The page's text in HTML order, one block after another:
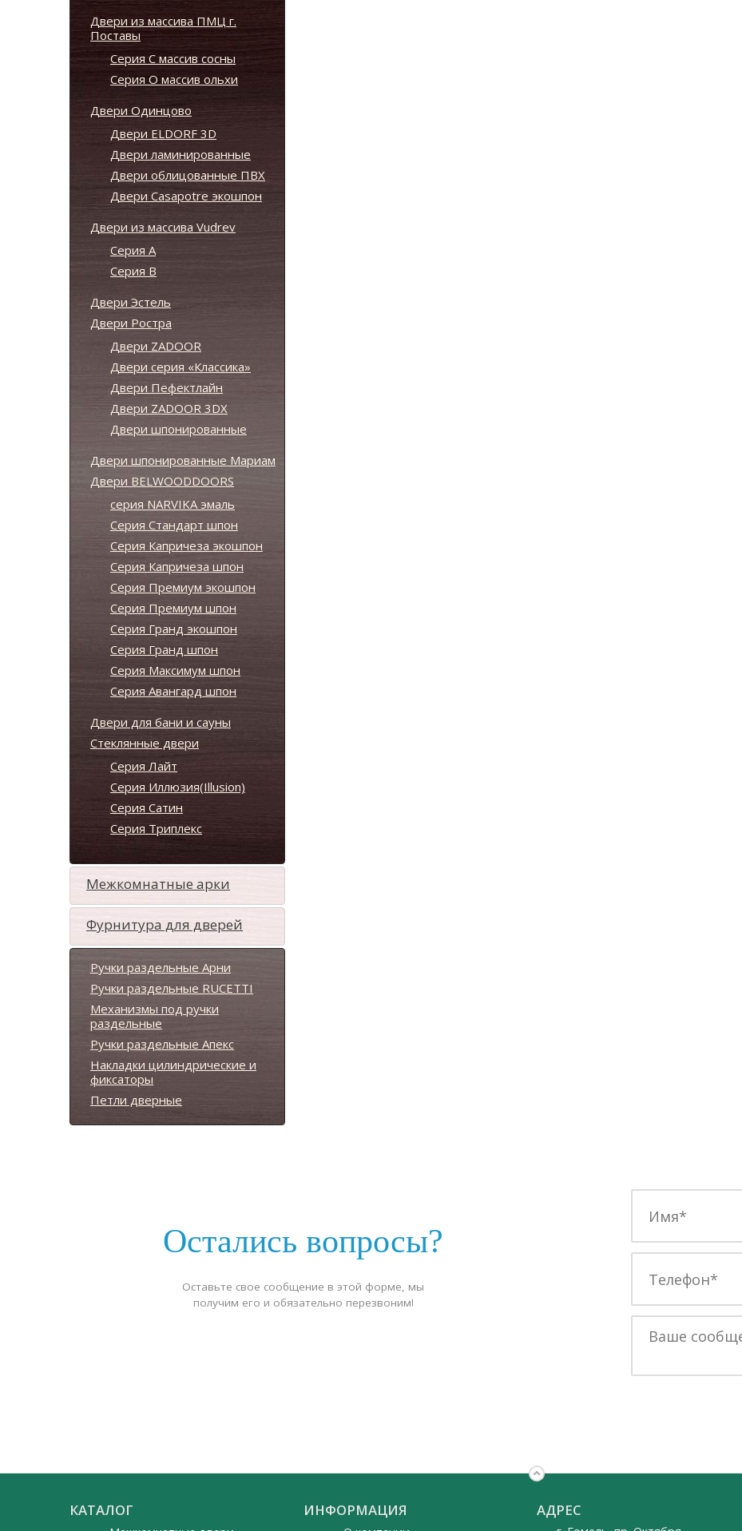
Двери из массива ПМЦ г.
Поставы
Серия С массив сосны
Серия О массив ольхи
Двери Одинцово
Двери ELDORF 3D
Двери ламинированные
Двери облицованные ПВХ
Двери Casapotre экошпон
Двери из массива Vudrev
Серия А
Серия B
Двери Эстель
Двери Ростра
Двери ZADOOR
Двери серия «Классика»
Двери Пефектлайн
Двери ZADOOR 3DX
Двери шпонированные
Двери шпонированные Мариам
Двери BELWOODDOORS
серия NARVIKA эмаль
Серия Стандарт шпон
Серия Капричеза экошпон
Серия Капричеза шпон
Серия Премиум экошпон
Серия Премиум шпон
Серия Гранд экошпон
Серия Гранд шпон
Серия Максимум шпон
Серия Авангард шпон
Двери для бани и сауны
Стеклянные двери
Серия Лайт
Серия Иллюзия(Illusion)
Серия Сатин
Серия Триплекс
Межкомнатные арки
Фурнитура для дверей
Ручки раздельные Арни
Ручки раздельные RUCETTI
Механизмы под ручки
раздельные
Ручки раздельные Апекс
Накладки цилиндрические и
фиксаторы
Петли дверные
Остались вопросы?
Оставьте свое сообщение в этой форме, мы
получим его и обязательно перезвоним!
КАТАЛОГ ИНФОРМАЦИЯ АДРЕС